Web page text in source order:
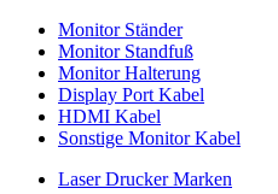
Monitor Ständer
Monitor Standfuß
Monitor Halterung
Display Port Kabel
HDMI Kabel
Sonstige Monitor Kabel
Laser Drucker Marken